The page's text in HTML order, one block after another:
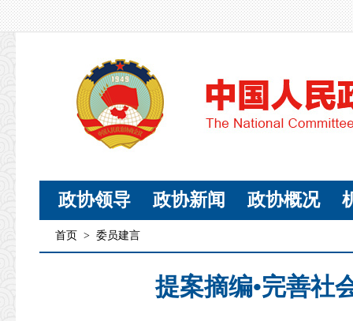
政协领导 政协新闻 政协概况
首页 > 委员建言
提案摘编•完善社